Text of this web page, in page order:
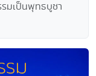
มเป็นพุทธบูชา